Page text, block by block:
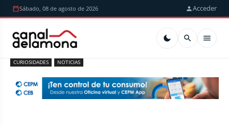
Sábado, 08 de agosto de 2026 Acceder
CURIOSIDADES NOTICIAS